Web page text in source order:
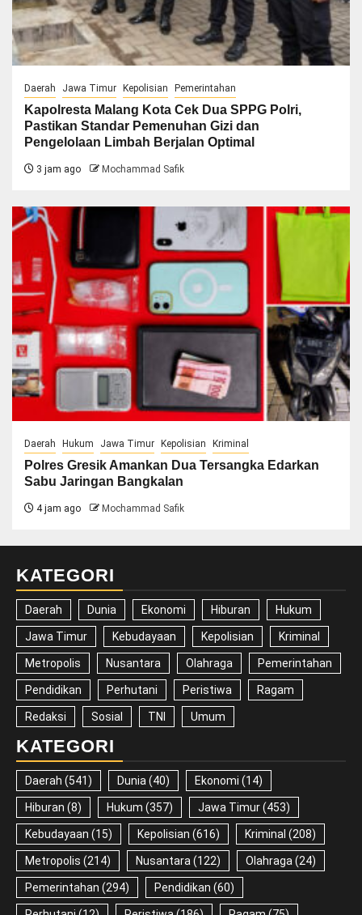
Daerah Jawa Timur Kepolisian Pemerintahan
Kapolresta Malang Kota Cek Dua SPPG Polri,
Pastikan Standar Pemenuhan Gizi dan
Pengelolaan Limbah Berjalan Optimal
3 jam ago Mochammad Safik
Daerah Hukum Jawa Timur Kepolisian Kriminal
Polres Gresik Amankan Dua Tersangka Edarkan
Sabu Jaringan Bangkalan
4 jam ago Mochammad Safik
KATEGORI
Daerah Dunia Ekonomi Hiburan Hukum
Jawa Timur Kebudayaan Kepolisian Kriminal
Metropolis Nusantara Olahraga Pemerintahan
Pendidikan Perhutani Peristiwa Ragam
Redaksi Sosial TNI Umum
KATEGORI
Daerah (541) Dunia (40) Ekonomi (14)
Hiburan (8) Hukum (357) Jawa Timur(453)
Kebudayaan (15) Kepolisian (616) Kriminal (208)
Metropolis (214) Nusantara (122) Olahraga (24)
Pemerintahan (294) Pendidikan (60)